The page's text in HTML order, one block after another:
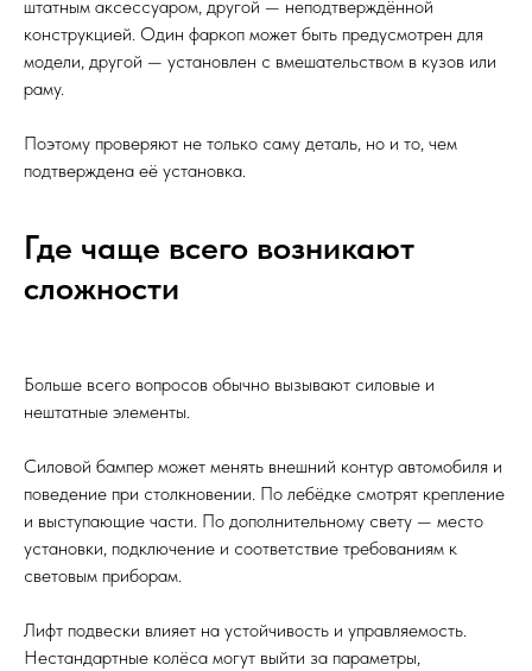
штатным аксессуаром, другой — неподтверждённой
конструкцией. Один фаркоп может быть предусмотрен для
модели, другой — установлен с вмешательством в кузов или
раму.
Поэтому проверяют не только саму деталь, но и то, чем
подтверждена её установка.
Где чаще всего возникают
сложности
Больше всего вопросов обычно вызывают силовые и
нештатные элементы.
Силовой бампер может менять внешний контур автомобиля и
поведение при столкновении. По лебёдке смотрят крепление
и выступающие части. По дополнительному свету — место
установки, подключение и соответствие требованиям к
световым приборам.
Лифт подвески влияет на устойчивость и управляемость.
Нестандартные колёса могут выйти за параметры,